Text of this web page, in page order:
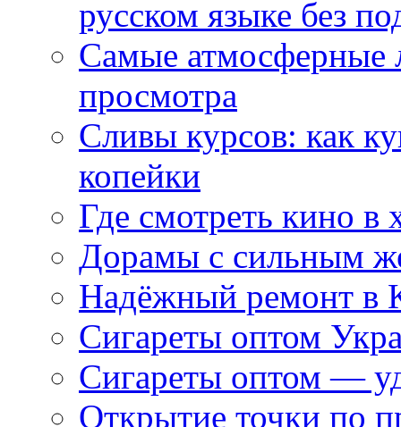
русском языке без
Самые атмосферные
просмотра
Сливы курсов: как
копейки
Где смотреть кино в
Дорамы с сильным
Надёжный ремонт в
Сигареты оптом
Сигареты оптом —
Открытие точки по